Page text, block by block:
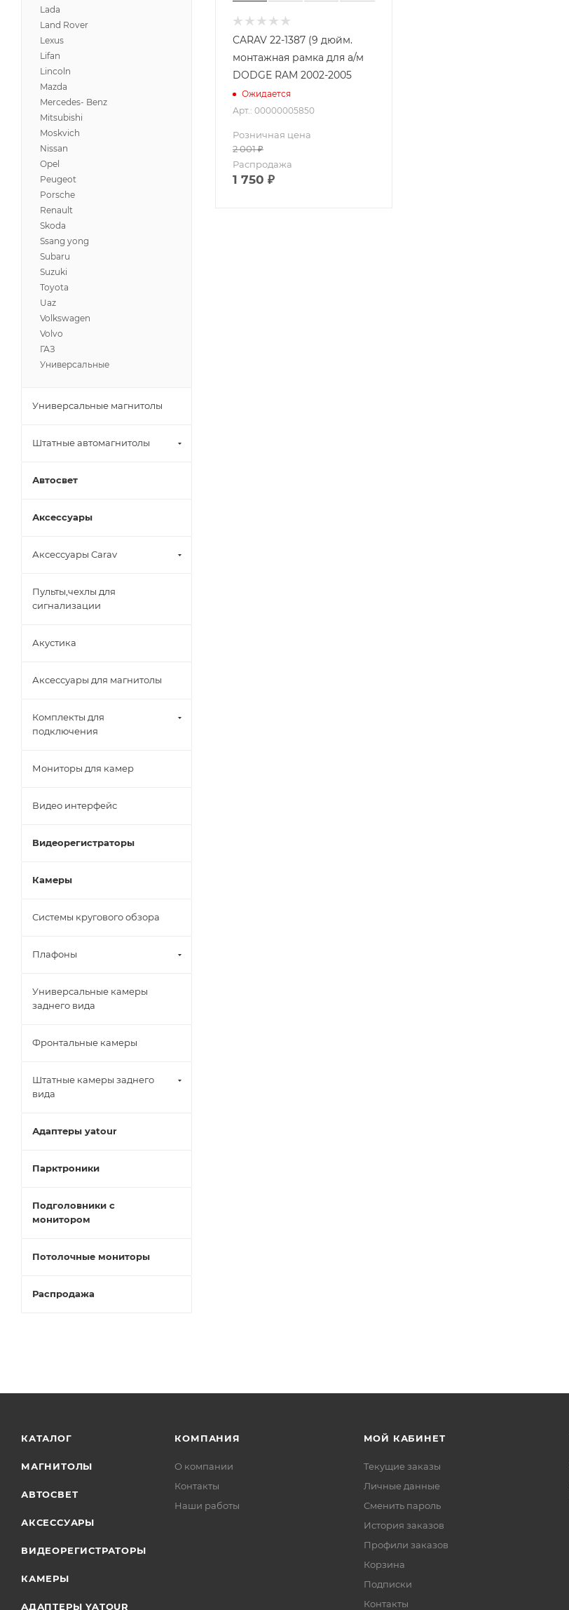
CARAV 22-1387 (9 дюйм.
монтажная рамка для а/м
DODGE RAM 2002-2005
Ожидается
Арт.: 00000005850
Розничная цена
2 001₽
Распродажа
1 750 ₽
Lada
Land Rover
Lexus
Lifan
Lincoln
Mazda
Mercedes- Benz
Mitsubishi
Moskvich
Nissan
Opel
Peugeot
Porsche
Renault
Skoda
Ssang yong
Subaru
Suzuki
Toyota
Uaz
Volkswagen
Volvo
ГАЗ
Универсальные
Универсальные магнитолы
Штатные автомагнитолы
Автосвет
Аксессуары
Аксессуары Carav
Пульты,чехлы для
сигнализации
Акустика
Аксессуары для магнитолы
Комплекты для
подключения
Мониторы для камер
Видео интерфейс
Видеорегистраторы
Камеры
Системы кругового обзора
Плафоны
Универсальные камеры
заднего вида
Фронтальные камеры
Штатные камеры заднего
вида
Адаптеры yatour
Парктроники
Подголовники с
монитором
Потолочные мониторы
Распродажа
КАТАЛОГ
МАГНИТОЛЫ
АВТОСВЕТ
АКСЕССУАРЫ
ВИДЕОРЕГИСТРАТОРЫ
КАМЕРЫ
АДАПТЕРЫ YATOUR
КОМПАНИЯ
О компании
Контакты
Наши работы
МОЙ КАБИНЕТ
Текущие заказы
Личные данные
Сменить пароль
История заказов
Профили заказов
Корзина
Подписки
Контакты